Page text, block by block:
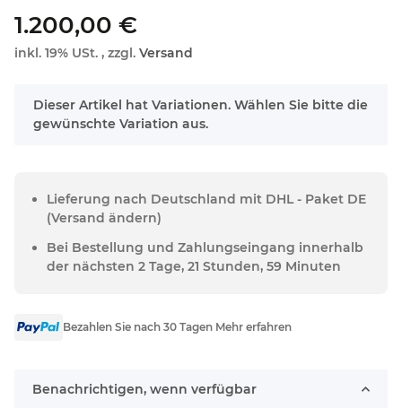
1.200,00 €
inkl. 19% USt. , zzgl. Versand
x
Dieser Artikel hat Variationen. Wählen Sie bitte die
gewünschte Variation aus.
Lieferung nach Deutschland mit DHL - Paket DE
(Versand ändern)
Bei Bestellung und Zahlungseingang innerhalb
der nächsten 2 Tage, 21 Stunden, 59 Minuten
Bezahlen Sie nach 30 Tagen Mehr erfahren
Benachrichtigen, wenn verfügbar